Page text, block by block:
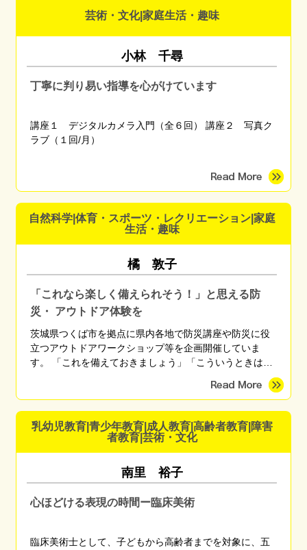
芸術・文化|家庭生活・趣味
小林 千尋
丁寧に判り易い指導を心がけています
講座１ デジタルカメラ入門（全６回） 講座２ 写真ク
ラブ（１回/月）
自然科学|体育・スポーツ・レクリエーション|家庭
生活・趣味
橘 敦子
「これなら楽しく備えられそう！」と思える防
災・ アウトドア体験を
茨城県つくば市を拠点に県内各地で防災講座や防災に役
立つアウトドアワークショップ等を企画開催していま
す。 「これを備えておきましょう」「こういうときはこ
く、「自分に最適な備えや行動」を自分で考えられるよ
ています。 「これなら楽しく備えられそう」 「備えてる
方だと思ったけど盲点に気づくことができた」 「やっと
乳幼児教育|青少年教育|成人教育|高齢者教育|障害
者教育|芸術・文化
南里 裕子
心ほどける表現の時間ー臨床美術
臨床美術士として、子どもから高齢者までを対象に、五